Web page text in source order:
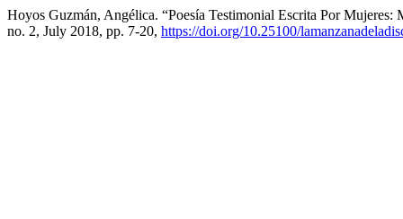
Hoyos Guzmán, Angélica. “Poesía Testimonial Escrita Por
no. 2, July 2018, pp. 7-20, https://doi.org/10.25100/